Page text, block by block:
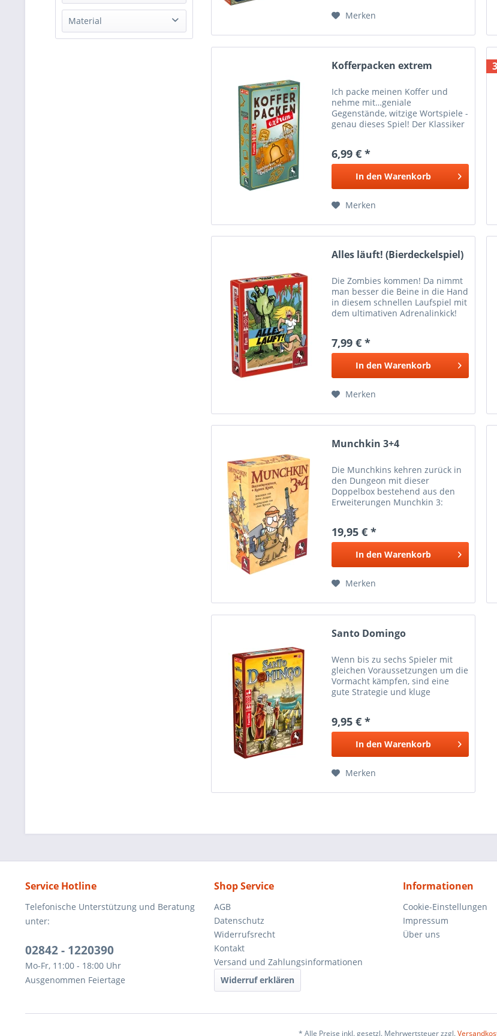
Amigo Spiele
Asmodee
CMON
von3,00 €bis87,00 €
Material Merken
Kofferpacken extrem
Ich packe meinen Koffer und
nehme mit…geniale
Gegenstände, witzige Wortspiele -
genau dieses Spiel! Der Klassiker
kreativsten Wortschöpfungen
und nutzt dabei die...
6,99 € *
In den Warenkorb
Merken
Alles läuft! (Bierdeckelspiel)
Die Zombies kommen! Da nimmt
man besser die Beine in die Hand
in diesem schnellen Laufspiel mit
dem ultimativen Adrenalinkick!
gelegten Parkour stetig
voranbewegen. Sind sie...
7,99 € *
In den Warenkorb
Merken
Munchkin 3+4
Die Munchkins kehren zurück in
den Dungeon mit dieser
Doppelbox bestehend aus den
Erweiterungen Munchkin 3:
Durchstreife den Dungeon mit
der Rasse Gnome und der Klasse
Barde . - Stell...
19,95 € *
In den Warenkorb
Merken
Santo Domingo
Wenn bis zu sechs Spieler mit
gleichen Voraussetzungen um die
Vormacht kämpfen, sind eine
gute Strategie und kluge
alle Spieler das gleiche Set aus
acht Aktionskarten. Jede...
9,95 € *
In den Warenkorb
Merken
Service Hotline
Telefonische Unterstützung und Beratung
unter:
02842 - 1220390
Mo-Fr, 11:00 - 18:00 Uhr
Ausgenommen Feiertage
Shop Service
AGB
Datenschutz
Widerrufsrecht
Kontakt
Versand und Zahlungsinformationen
Widerruf erklären
Informationen
Cookie-Einstellungen
Impressum
Über uns
* Alle Preise inkl. gesetzl. Mehrwertsteuer zzgl.